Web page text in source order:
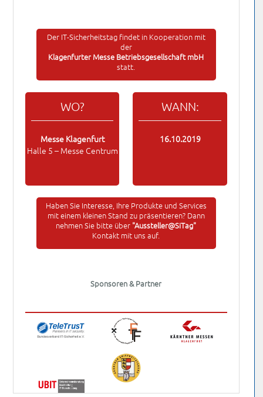
Der IT-Sicherheitstag findet in Kooperation mit
der
Klagenfurter Messe Betriebsgesellschaft mbH
statt.
WO?
Messe Klagenfurt
Halle 5 – Messe Centrum
WANN:
16.10.2019
Haben Sie Interesse, Ihre Produkte und Services
mit einem kleinen Stand zu präsentieren? Dann
nehmen Sie bitte über "Aussteller@SiTag"
Kontakt mit uns auf.
Sponsoren & Partner